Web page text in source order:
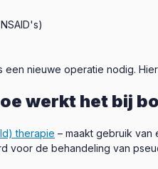
nieuwe operatie nodig.
werkt het bij
therapie – maakt gebruik van
voor de behandeling van